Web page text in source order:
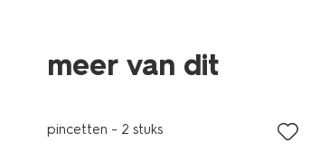
meer van dit
pincetten - 2 stuks